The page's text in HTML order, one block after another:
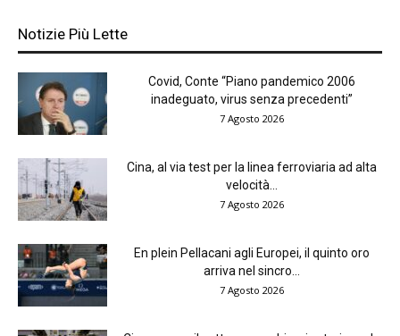
Notizie Più Lette
Covid, Conte “Piano pandemico 2006
inadeguato, virus senza precedenti”
7 Agosto 2026
Cina, al via test per la linea ferroviaria ad alta
velocità...
7 Agosto 2026
En plein Pellacani agli Europei, il quinto oro
arriva nel sincro...
7 Agosto 2026